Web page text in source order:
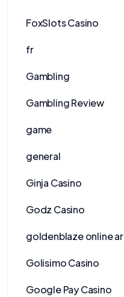
FoxSlots Casino
fr
Gambling
Gambling Review
game
general
Ginja Casino
Godz Casino
goldenblaze online ar
Golisimo Casino
Google Pay Casino